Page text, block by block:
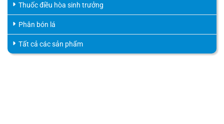
Thuốc điều hòa sinh trưởng
Phân bón lá
Tất cả các sản phẩm